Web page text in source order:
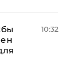
10:32